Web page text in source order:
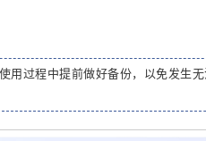
用过程中提前做好备份，以免发生